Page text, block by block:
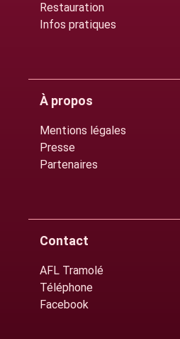
Restauration
Infos pratiques
À propos
Mentions légales
Presse
Partenaires
Contact
AFL Tramolé
Téléphone
Facebook